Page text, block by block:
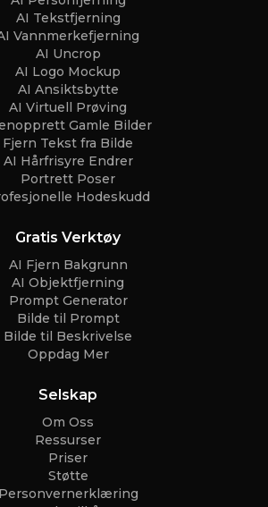
AI Tekstfjerning
Vannmerkefjerning
AI Uncrop
AI Logo Mockup
AI Ansiktsbytte
AI Virtuell Prøving
Gamle Bilder
Fjern Tekst fra Bilde
AI Hårfrisyre Endrer
Portrett Poser
Hodeskudd
Gratis Verktøy
AI Fjern Bakgrunn
AI Objektfjerning
Prompt Generator
Bilde til Prompt
Bilde til Beskrivelse
Oppdag Mer
Selskap
Om Oss
Ressurser
Priser
Støtte
Personvernerklæring